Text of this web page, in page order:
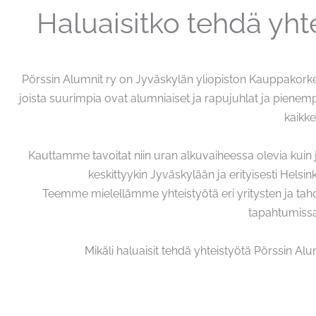
Haluaisitko tehdä
Pörssin Alumnit ry on Jyväskylän yliopiston
joista suurimpia ovat alumniaiset ja rapujuhlat ja
Kauttamme tavoitat niin uran alkuvaiheessa olevia
keskittyykin Jyväskylään ja erityisesti
Teemme mielellämme yhteistyötä eri yritysten ja
Mikäli haluaisit tehdä yhteistyötä Pörssin